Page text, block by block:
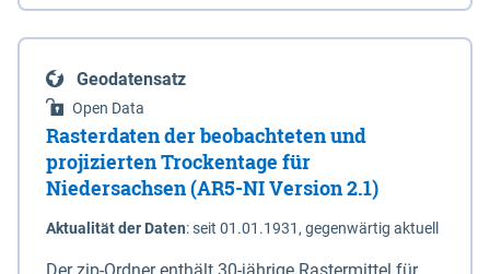
Geodatensatz
Open Data
Rasterdaten der beobachteten und
projizierten Trockentage für
Niedersachsen (AR5-NI Version 2.1)
Aktualität der Daten:seit 01.01.1931, gegenwärtig aktuell